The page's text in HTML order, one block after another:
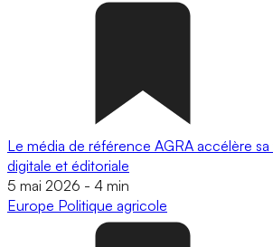
Le média de référence AGRA accélère
digitale et éditoriale
5 mai 2026 - 4 min
Europe Politique agricole